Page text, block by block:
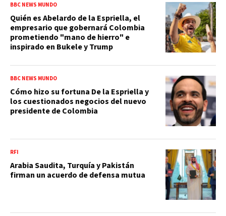
BBC NEWS MUNDO
Quién es Abelardo de la Espriella, el
empresario que gobernará Colombia
prometiendo "mano de hierro" e
inspirado en Bukele y Trump
BBC NEWS MUNDO
Cómo hizo su fortuna De la Espriella y
los cuestionados negocios del nuevo
presidente de Colombia
RFI
Arabia Saudita, Turquía y Pakistán
firman un acuerdo de defensa mutua